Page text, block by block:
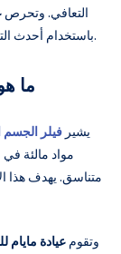
التعافي. وتحرص
باستخدام أحدث التقنيات لتحقيق نتائج طبيعية وآمنة تناسب شكل الجسم.
ما
يشير فيلر الجسم
مواد مالئة
متناسق. يهدف هذا
وتقوم عيادة مايام